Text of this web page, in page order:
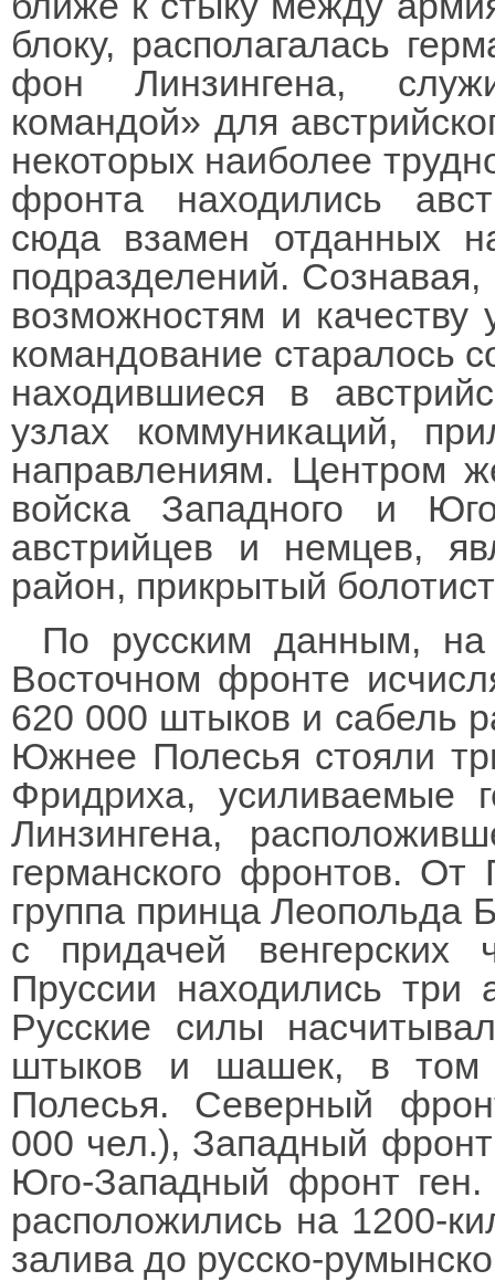
блоку, располагалась
фон Линзингена,
командой» для
некоторых наиболее
фронта находились
сюда взамен отданных
подразделений.
возможностям и качеству
командование старалось
находившиеся в
узлах коммуникаций,
направлениям. Центром
войска Западного и
австрийцев и немцев,
район, прикрытый
По русским данным,
Восточном фронте
620 000 штыков и сабель
Южнее Полесья стояли
Фридриха, усиливаемые
Линзингена,
германского фронтов.
группа принца Леопольда
с придачей
Пруссии находились
Русские силы
штыков и шашек, в том
Полесья. Северный
000 чел.), Западный
Юго-Западный фронт
расположились на 1200-
залива до русско-